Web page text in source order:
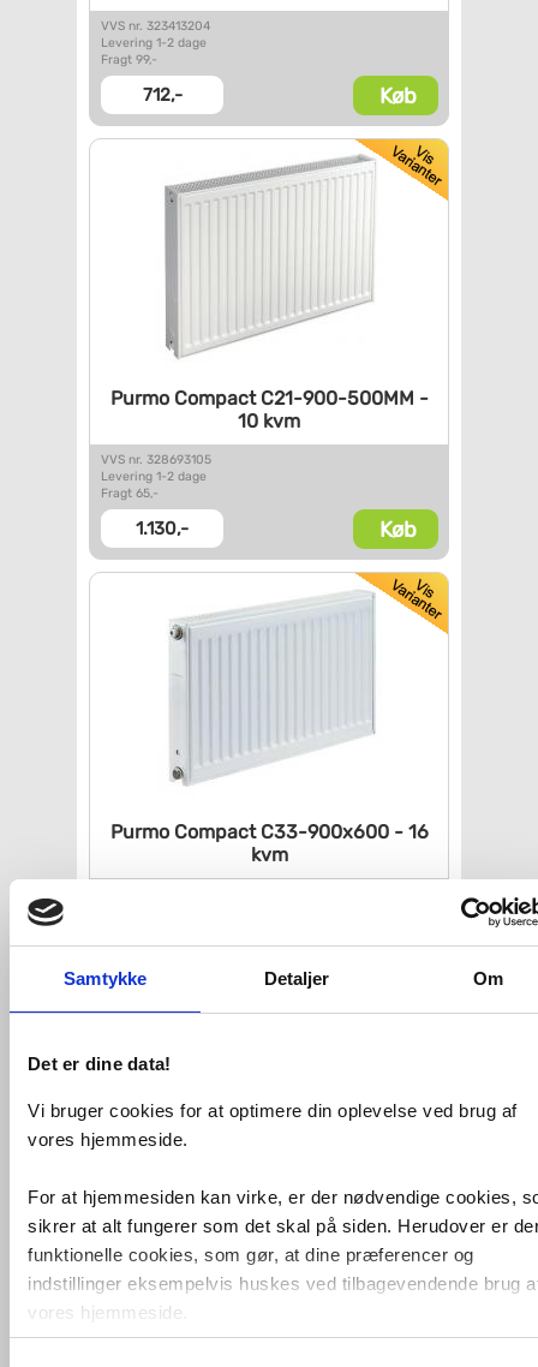
Samtykke Detaljer Om
Det er dine data!
Vi bruger cookies for at optimere din oplevelse ved brug af
vores hjemmeside.
For at hjemmesiden kan virke, er der nødvendige cookies,
sikrer at alt fungerer som det skal på siden. Herudover er
funktionelle cookies, som gør, at dine præferencer og
indstillinger eksempelvis huskes ved tilbagevendende brug
vores hjemmeside.
VVS nr. 323413204
Levering 1-2 dage
Fragt 99,-
712,- Køb
Purmo Compact C21-900-500MM -
10 kvm
VVS nr. 328693105
Levering 1-2 dage
Fragt 65,-
1.130,- Køb
Purmo Compact C33-900x600 - 16
kvm
Purmo Compact C21-600-400MM -
5 kvm
Levering 1-2 dage